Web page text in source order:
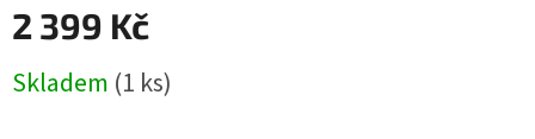
2 399 Kč
cena:
Skladem (1 ks)